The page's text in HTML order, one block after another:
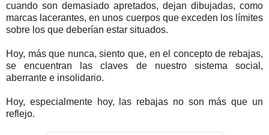
cuando son demasiado apretados, dejan dibujadas, como
marcas lacerantes, en unos cuerpos que exceden los límites
sobre los que deberían estar situados.
Hoy, más que nunca, siento que, en el concepto de rebajas,
se encuentran las claves de nuestro sistema social,
aberrante e insolidario.
Hoy, especialmente hoy, las rebajas no son más que un
reflejo.